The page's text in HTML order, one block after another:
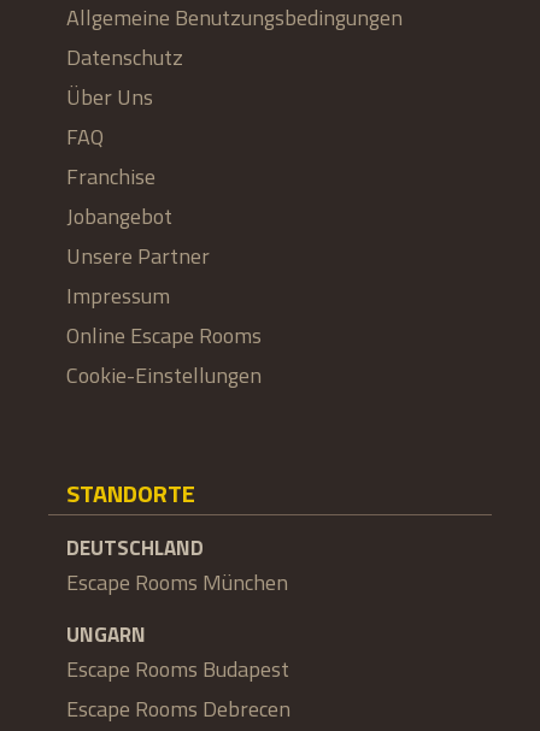
Allgemeine Benutzungsbedingungen
Datenschutz
Über Uns
FAQ
Franchise
Jobangebot
Unsere Partner
Impressum
Online Escape Rooms
Cookie-Einstellungen
STANDORTE
DEUTSCHLAND
Escape Rooms München
UNGARN
Escape Rooms Budapest
Escape Rooms Debrecen